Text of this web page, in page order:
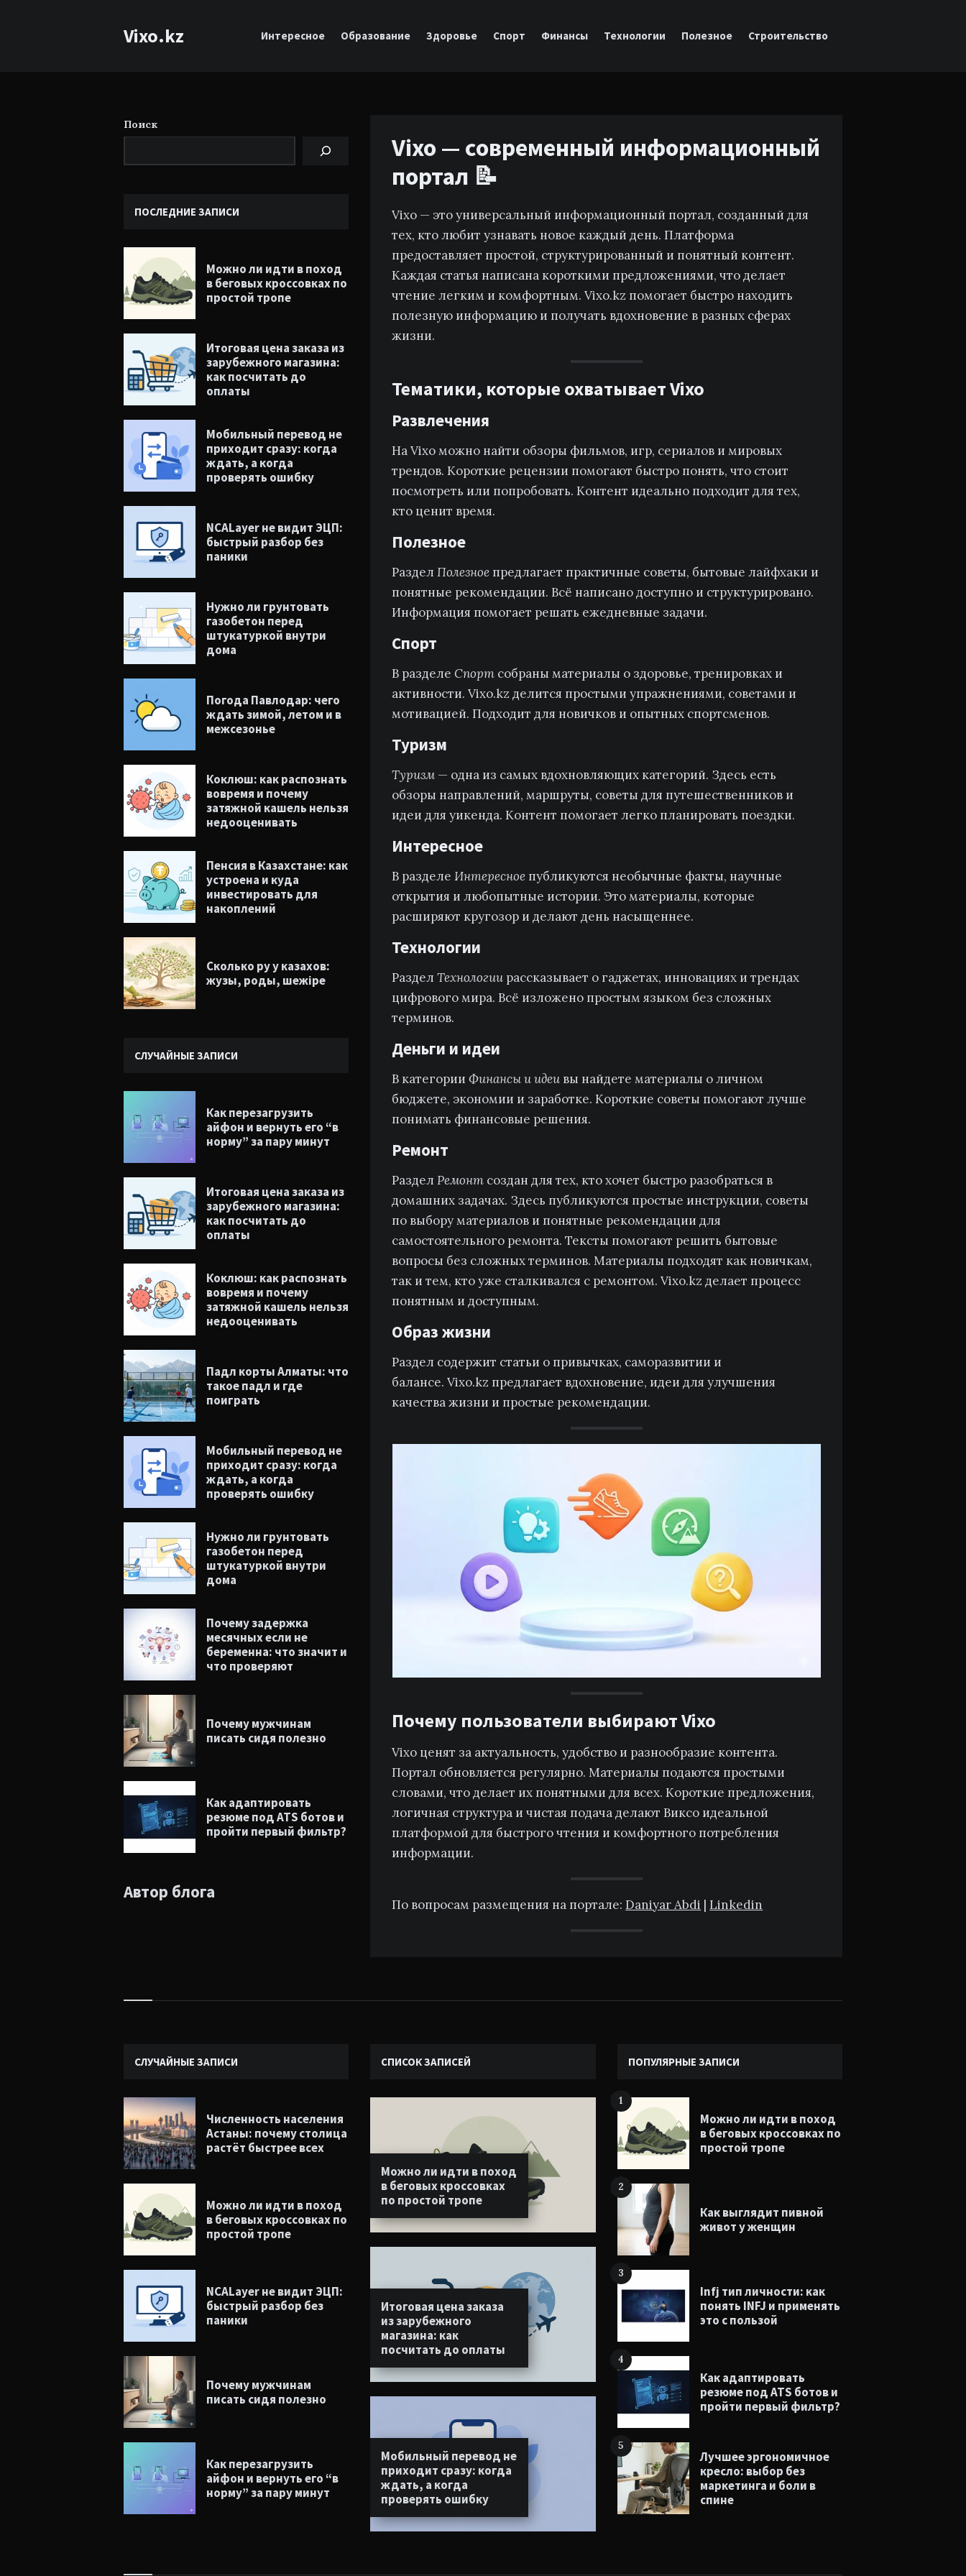
Vixo.kz Интересное Образование Здоровье Спорт Финансы Технологии Полезное Строительство
Vixo — современный информационный
портал 📝
Vixo — это универсальный информационный портал, созданный для
тех, кто любит узнавать новое каждый день. Платформа
предоставляет простой, структурированный и понятный контент.
Каждая статья написана короткими предложениями, что делает
чтение легким и комфортным. Vixo.kz помогает быстро находить
полезную информацию и получать вдохновение в разных сферах
жизни.
Тематики, которые охватывает Vixo
Развлечения
На Vixo можно найти обзоры фильмов, игр, сериалов и мировых
трендов. Короткие рецензии помогают быстро понять, что стоит
посмотреть или попробовать. Контент идеально подходит для тех,
кто ценит время.
Полезное
РазделПолезное предлагает практичные советы, бытовые лайфхаки и
понятные рекомендации. Всё написано доступно и структурировано.
Информация помогает решать ежедневные задачи.
Спорт
В разделеСпорт собраны материалы о здоровье, тренировках и
активности. Vixo.kz делится простыми упражнениями, советами и
мотивацией. Подходит для новичков и опытных спортсменов.
Туризм
Tуризм — одна из самых вдохновляющих категорий. Здесь есть
обзоры направлений, маршруты, советы для путешественников и
идеи для уикенда. Контент помогает легко планировать поездки.
Интересное
В разделеИнтересное публикуются необычные факты, научные
открытия и любопытные истории. Это материалы, которые
расширяют кругозор и делают день насыщеннее.
Технологии
РазделТехнологии рассказывает о гаджетах, инновациях и трендах
цифрового мира. Всё изложено простым языком без сложных
терминов.
Деньги и идеи
В категорииФинансы и идеи вы найдете материалы о личном
бюджете, экономии и заработке. Короткие советы помогают лучше
понимать финансовые решения.
Ремонт
РазделРемонт создан для тех, кто хочет быстро разобраться в
домашних задачах. Здесь публикуются простые инструкции, советы
по выбору материалов и понятные рекомендации для
самостоятельного ремонта. Тексты помогают решить бытовые
вопросы без сложных терминов. Материалы подходят как новичкам,
так и тем, кто уже сталкивался с ремонтом. Vixo.kz делает процесс
понятным и доступным.
Образ жизни
Раздел содержит статьи о привычках, саморазвитии и
балансе. Vixo.kz предлагает вдохновение, идеи для улучшения
качества жизни и простые рекомендации.
Почему пользователи выбирают Vixo
Vixo ценят за актуальность, удобство и разнообразие контента.
Портал обновляется регулярно. Материалы подаются простыми
словами, что делает их понятными для всех. Короткие предложения,
логичная структура и чистая подача делают Виксо идеальной
платформой для быстрого чтения и комфортного потребления
информации.
По вопросам размещения на портале:Daniyar Abdi |Linkedin
Поиск
ПОСЛЕДНИЕ ЗАПИСИ
Можно ли идти в поход
в беговых кроссовках по
простой тропе
Итоговая цена заказа из
зарубежного магазина:
как посчитать до
оплаты
Мобильный перевод не
приходит сразу: когда
ждать, а когда
проверять ошибку
NCALayer не видит ЭЦП:
быстрый разбор без
паники
Нужно ли грунтовать
газобетон перед
штукатуркой внутри
дома
Погода Павлодар: чего
ждать зимой, летом и в
межсезонье
Коклюш: как распознать
вовремя и почему
затяжной кашель нельзя
недооценивать
Пенсия в Казахстане: как
устроена и куда
инвестировать для
накоплений
Сколько ру у казахов:
жузы, роды, шежіре
СЛУЧАЙНЫЕ ЗАПИСИ
Как перезагрузить
айфон и вернуть его “в
норму” за пару минут
Итоговая цена заказа из
зарубежного магазина:
как посчитать до
оплаты
Коклюш: как распознать
вовремя и почему
затяжной кашель нельзя
недооценивать
Падл корты Алматы: что
такое падл и где
поиграть
Мобильный перевод не
приходит сразу: когда
ждать, а когда
проверять ошибку
Нужно ли грунтовать
газобетон перед
штукатуркой внутри
дома
Почему задержка
месячных если не
беременна: что значит и
что проверяют
Почему мужчинам
писать сидя полезно
Как адаптировать
резюме под ATS ботов и
пройти первый фильтр?
Автор блога
Виджеты
СЛУЧАЙНЫЕ ЗАПИСИ
Численность населения
Астаны: почему столица
растёт быстрее всех
Можно ли идти в поход
в беговых кроссовках по
простой тропе
NCALayer не видит ЭЦП:
быстрый разбор без
паники
Почему мужчинам
писать сидя полезно
Как перезагрузить
айфон и вернуть его “в
норму” за пару минут
СПИСОК ЗАПИСЕЙ
Можно ли идти в поход
в беговых кроссовках
по простой тропе
Итоговая цена заказа
из зарубежного
магазина: как
посчитать до оплаты
Мобильный перевод не
приходит сразу: когда
ждать, а когда
проверять ошибку
ПОПУЛЯРНЫЕ ЗАПИСИ
1
Можно ли идти в поход
в беговых кроссовках по
простой тропе
2
Как выглядит пивной
живот у женщин
3
Infj тип личности: как
понять INFJ и применять
это с пользой
4
Как адаптировать
резюме под ATS ботов и
пройти первый фильтр?
5
Лучшее эргономичное
кресло: выбор без
маркетинга и боли в
спине